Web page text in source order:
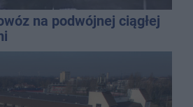
na podwójnej ciągłej